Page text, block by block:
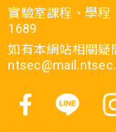
實驗室課程、學程
1689
如有本網站相關疑